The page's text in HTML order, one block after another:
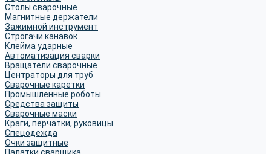
Столы сварочные
Магнитные держатели
Зажимной инструмент
Строгачи канавок
Клейма ударные
Автоматизация сварки
Вращатели сварочные
Центраторы для труб
Сварочные каретки
Промышленные роботы
Средства защиты
Сварочные маски
Краги, перчатки, руковицы
Спецодежда
Очки защитные